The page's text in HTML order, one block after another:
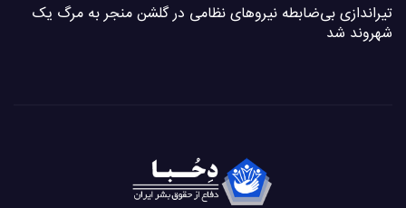
تیراندازی بی‌ضابطه نیروهای نظامی در گلشن منجر به مرگ یک
شهروند شد